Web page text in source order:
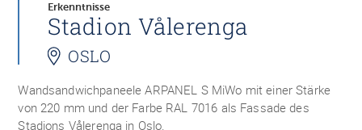
Erkenntnisse
Stadion Vålerenga
OSLO
Wandsandwichpaneele ARPANEL S MiWo mit einer Stärke
von 220 mm und der Farbe RAL 7016 als Fassade des
Stadions Vålerenga in Oslo.